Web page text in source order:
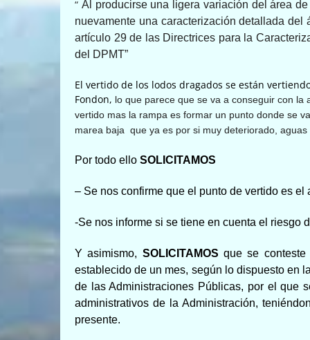
“ Al producirse una ligera variación del área
nuevamente una caracterización detallada
artículo 29 de las Directrices para la
del DPMT”
El vertido de los lodos dragados se están
Fondon, lo que parece que se va a conseguir con la
vertido mas la rampa es formar un punto donde se
marea baja que ya es por si muy deteriorado, aguas
Por todo ello SOLICITAMOS
– Se nos confirme que el punto de vertido es el
-Se nos informe si se tiene en cuenta el riesgo
Y asimismo, SOLICITAMOS que se
establecido de un mes, según lo dispuesto en
de las Administraciones Públicas, por el que
administrativos de la Administración,
presente.